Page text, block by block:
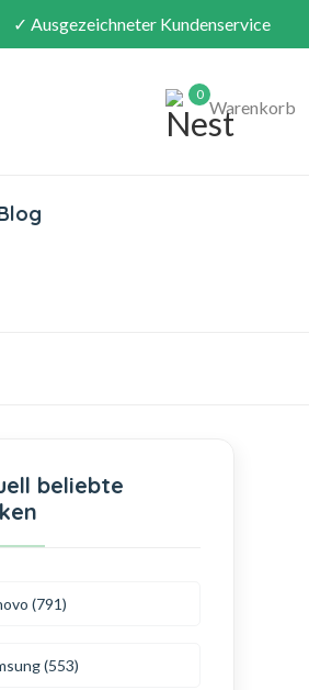
✓ Ausgezeichneter Kundenservice
0
Warenkorb
beliebte
(791)
(553)